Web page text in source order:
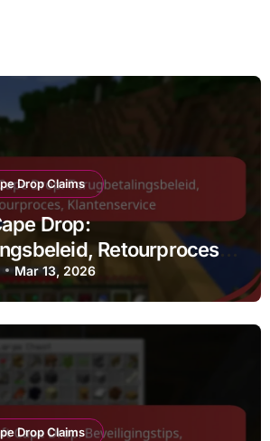
Drop Claims
Drop:
Retourproces,
Mar 13, 2026
Drop Claims